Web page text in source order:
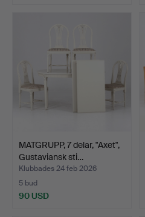
MATGRUPP, 7 delar, "Axet",
Gustaviansk sti…
Klubbades 24 feb 2026
5 bud
90 USD